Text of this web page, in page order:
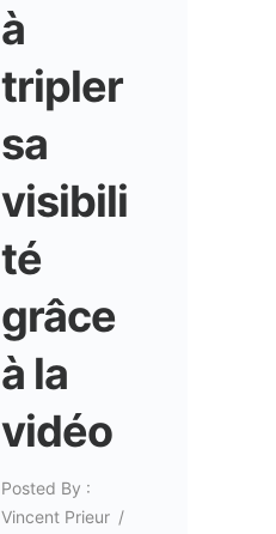
à
tripler
sa
visibili
té
grâce
à la
vidéo
Posted By :
Vincent Prieur /